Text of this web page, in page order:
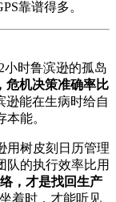
靠谱得多。
时鲁滨逊的孤岛
危机决策准确率比
逊能在生病时给自
能。
用树皮刻日历管理
队的执行效率比用
，才是找回生产
着时，才能听见